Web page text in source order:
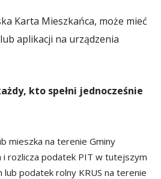
Karta Mieszkańca, może mieć
aplikacji na urządzenia
kto spełni jednocześnie
mieszka na terenie Gminy
i rozlicza podatek PIT w tutejszym
podatek rolny KRUS na terenie